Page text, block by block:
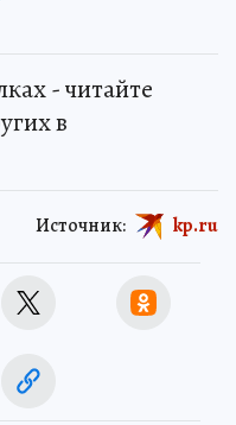
- читайте
в
Источник: kp.ru